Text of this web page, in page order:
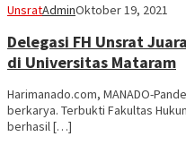
UnsratAdminOktober 19, 2021
Delegasi FH Unsrat
di Universitas Mataram
Harimanado.com, MANADO-
berkarya. Terbukti Fakultas
berhasil […]